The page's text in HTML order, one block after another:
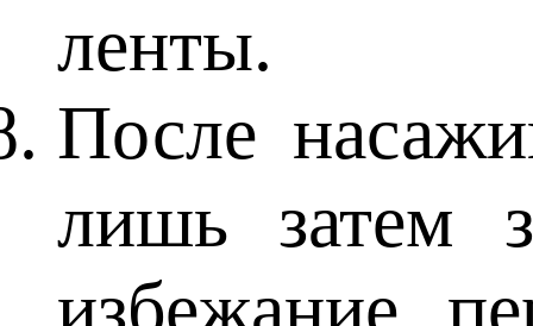
ленты.
После
лишь затем
избежание